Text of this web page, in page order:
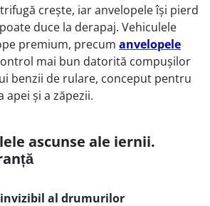
creşte, iar anvelopele își pierd
duce la derapaj. Vehiculele
premium, precum anvelopele
mai bun datorită compuşilor
benzii de rulare, conceput pentru
apei şi a zăpezii.
ascunse ale iernii.
al drumurilor